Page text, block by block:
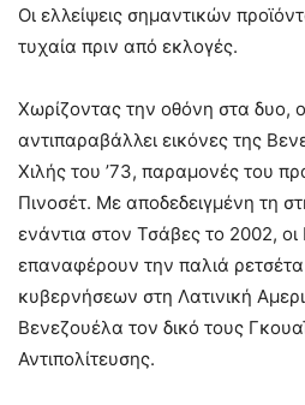
Οι ελλείψεις σημαντικών
τυχαία πριν από εκλογές.
Χωρίζοντας την οθόνη στα δυο,
αντιπαραβάλλει εικόνες της
Χιλής του ’73, παραμονές του
Πινοσέτ. Με αποδεδειγμένη τη
ενάντια στον Τσάβες το 2002,
επαναφέρουν την παλιά
κυβερνήσεων στη Λατινική
Βενεζουέλα τον δικό τους
Αντιπολίτευσης.